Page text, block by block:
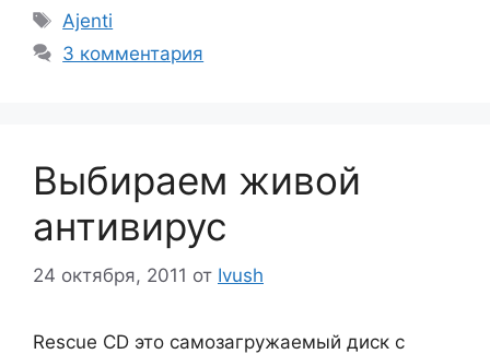
Метки
Ajenti
3 комментария
Выбираем живой
антивирус
24 октября, 2011 от Ivush
Rescue CD это самозагружаемый диск с